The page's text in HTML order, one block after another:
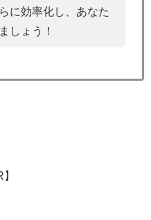
に効率化し、あなた
しょう！